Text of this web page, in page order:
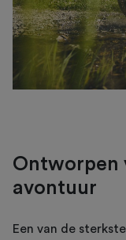
Ontworpen
avontuur
Een van de